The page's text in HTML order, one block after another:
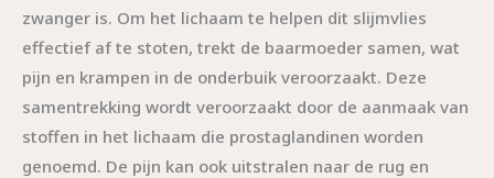
zwanger is. Om het lichaam te helpen dit slijmvlies
effectief af te stoten, trekt de baarmoeder samen, wat
pijn en krampen in de onderbuik veroorzaakt. Deze
samentrekking wordt veroorzaakt door de aanmaak van
stoffen in het lichaam die prostaglandinen worden
genoemd. De pijn kan ook uitstralen naar de rug en